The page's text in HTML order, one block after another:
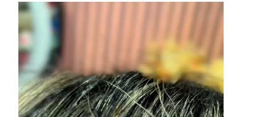
Reproductor
de
vídeo